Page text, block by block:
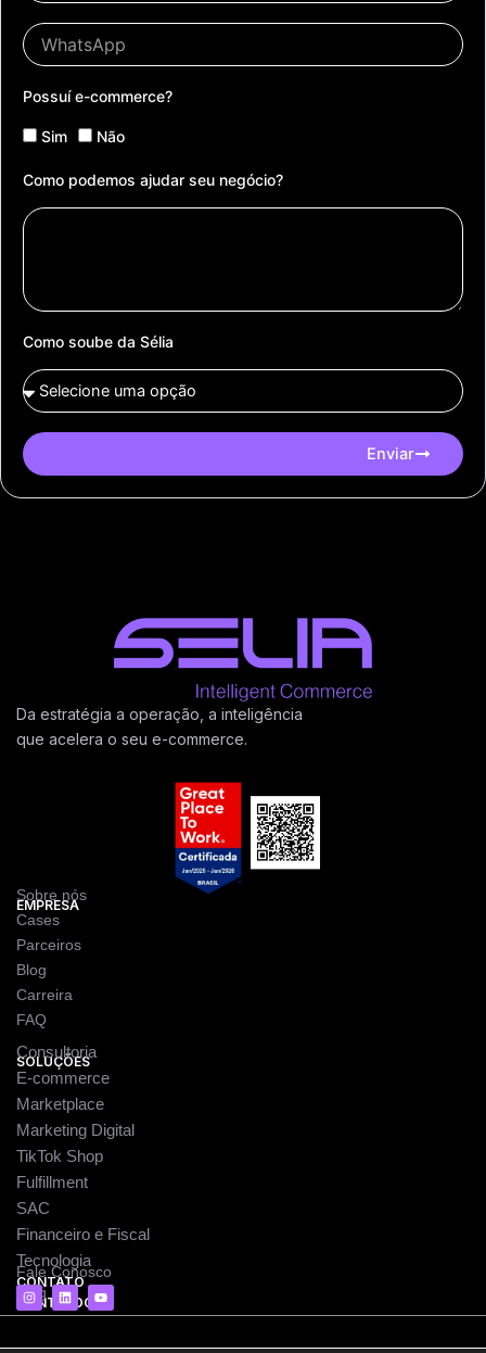
Possuí e-commerce?
Sim Não
Como podemos ajudar seu negócio?
Como soube da Sélia
Enviar
Da estratégia a operação, a inteligência
que acelera o seu e-commerce.
EMPRESA
Sobre nós
Cases
Parceiros
Blog
Carreira
FAQ
SOLUÇÕES
Consultoria
E-commerce
Marketplace
Marketing Digital
TikTok Shop
Fulfillment
SAC
Financeiro e Fiscal
Tecnologia
CONTEÚDO
Blog
CONTATO
Fale Conosco
I
n
s
L
i
n
Y
o
u